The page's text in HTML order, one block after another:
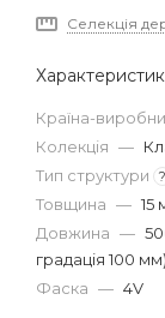
Селекція
Країна-
Колекція —
Тип структури
?
Товщина — 15
Довжина —
градація 100 мм)
Фаска — 4V